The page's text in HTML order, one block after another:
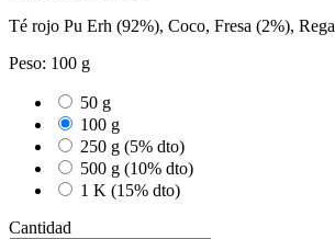
Té rojo Pu Erh (92%), Coco, Fresa (2%),
Peso: 100 g
50 g
100 g
250 g (5% dto)
500 g (10% dto)
1 K (15% dto)
Cantidad